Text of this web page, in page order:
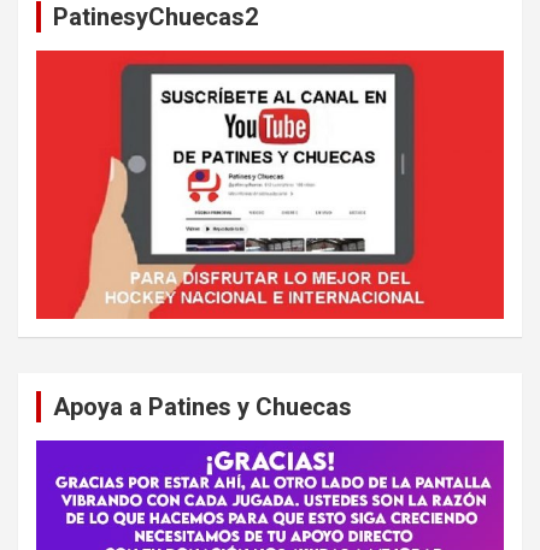
PatinesyChuecas2
Apoya a Patines y Chuecas